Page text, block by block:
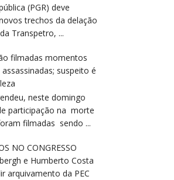
(PGR) deve
trechos da delação
Transpetro, ...
filmadas momentos
suspeito é
neste domingo
participação na morte
filmadas sendo ...
NO CONGRESSO
e Humberto Costa
arquivamento da PEC